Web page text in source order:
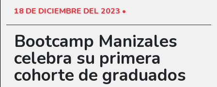
18 DE DICIEMBRE DEL 2023 •
Bootcamp Manizales
celebra su primera
cohorte de graduados